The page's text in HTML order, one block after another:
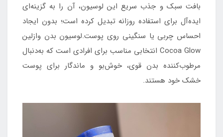
بافت سبک و جذب سریع این لوسیون، آن را به گزینه‌ای
ایده‌آل برای استفاده روزانه تبدیل کرده است؛ بدون ایجاد
احساس چربی یا سنگینی روی پوست.لوسیون بدن وازلین
Cocoa Glow انتخابی مناسب برای افرادی است که به‌دنبال
مرطوب‌کننده بدن قوی، خوش‌بو و ماندگار برای پوست
خشک خود هستند.